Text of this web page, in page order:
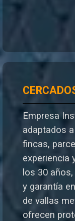
Empresa
adaptados
fincas,
experiencia
los 30
y garantía
de vallas
ofrecen